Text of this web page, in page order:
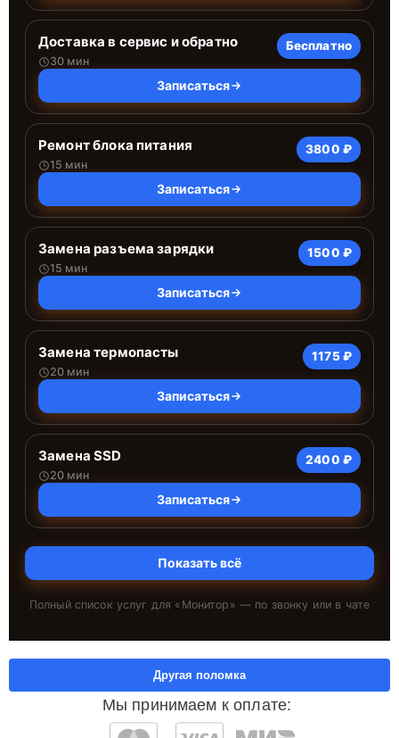
Доставка в сервис и обратно
30 мин
Бесплатно
Записаться
Ремонт блока питания
15 мин
3800 ₽
Записаться
Замена разъема зарядки
15 мин
1500 ₽
Записаться
Замена термопасты
20 мин
1175 ₽
Записаться
Замена SSD
20 мин
2400 ₽
Записаться
Показать всё
Полный список услуг для « Монитор » — по звонку или в чате
Мы принимаем к оплате:
Другая поломка